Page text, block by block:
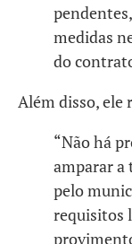
medidas
do
Além disso, ele
“Não há
amparar a
pelo
requisitos